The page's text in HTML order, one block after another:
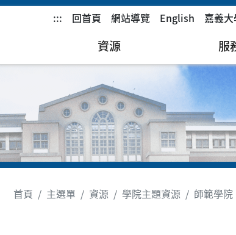
::: 回首頁 網站導覽 English 嘉義
資源 服
首頁
主選單 資源 學院主題資源 師範學院